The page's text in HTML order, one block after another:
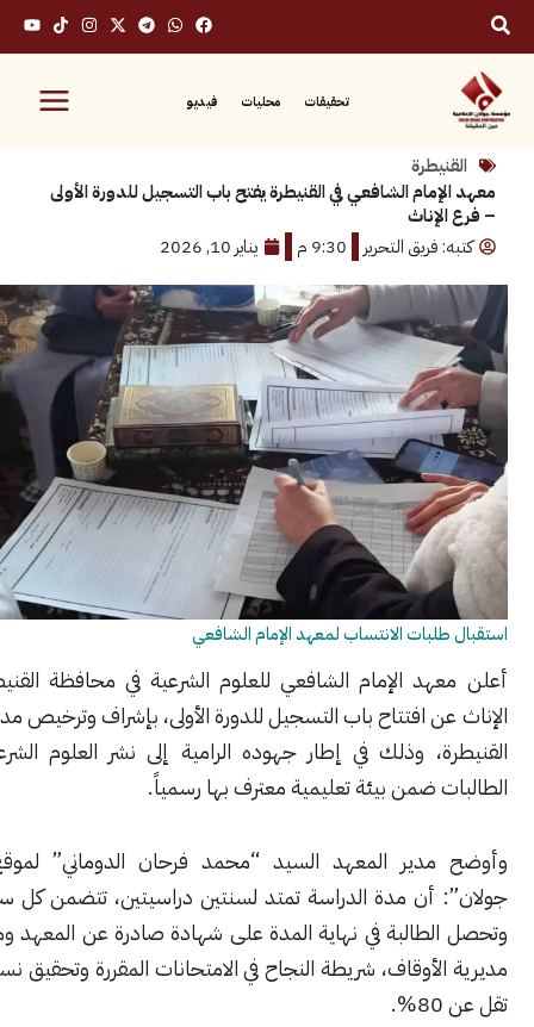
محليات فيديو
الشافعي في القنيطرة يفتح باب التسجيل للدورة الأولى
فريق التحرير
9:30 م يناير 10, 2026
الانتساب لمعهد الإمام الشافعي
الإمام الشافعي للعلوم الشرعية في محافظة القنيطرة – فرع
افتتاح باب التسجيل للدورة الأولى، بإشراف وترخيص مديرية أوقاف
وذلك في إطار جهوده الرامية إلى نشر العلوم الشرعية وتأهيل
ضمن بيئة تعليمية معترف بها رسمياً.
المعهد السيد “محمد فرحان الدوماني” لموقع مؤسسة
أن مدة الدراسة تمتد لسنتين دراسيتين، تتضمن كل سنة فصلين،
في نهاية المدة على شهادة صادرة عن المعهد ومصدّقة من
شريطة النجاح في الامتحانات المقررة وتحقيق نسبة حضور لا